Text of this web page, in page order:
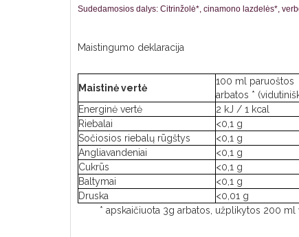
Sudedamosios dalys: Citrinžolė*, cinamono lazdelės*,
Maistingumo deklaracija
Maistinė vertė
100 ml paruoštos
arbatos *
Energinė vertė
2 kJ / 1 kcal
Riebalai
<0,1 g
Sočiosios riebalų rūgštys
<0,1 g
Angliavandeniai
<0,1 g
Cukrūs
<0,1 g
Baltymai
<0,1 g
Druska
<0,01 g
* apskaičiuota 3g arbatos, užplikytos 200 ml